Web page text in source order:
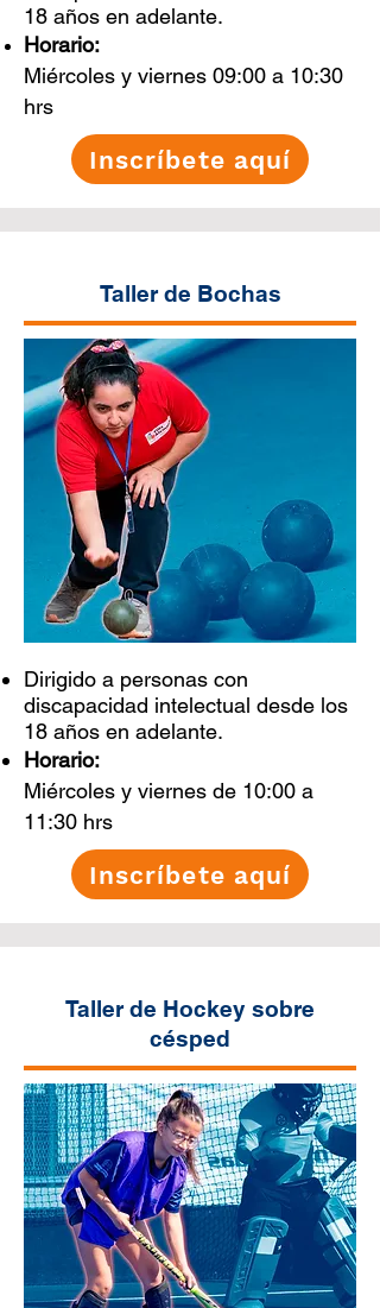
18 años en adelante.
Horario:
Miércoles y viernes 09:00 a 10:30
hrs
Inscríbete aquí
Taller de Bochas
Dirigido a personas con
discapacidad intelectual desde los
18 años en adelante.
Horario:
Miércoles y viernes de 10:00 a
11:30 hrs
Inscríbete aquí
Taller de Hockey sobre
césped